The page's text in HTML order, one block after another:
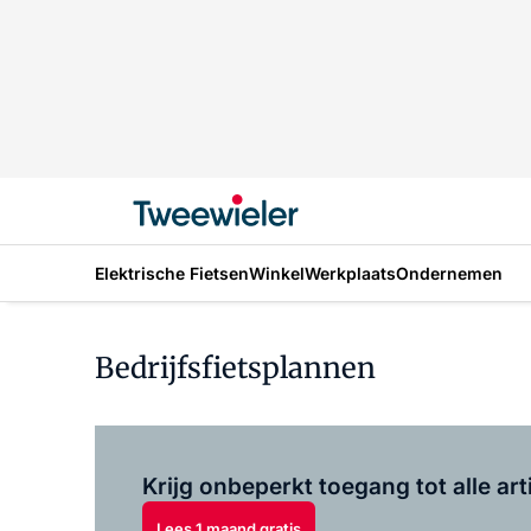
Elektrische FietsenWinkelWerkplaatsOndernemen
Bedrijfsfietsplannen
Krijg onbeperkt toegang tot alle